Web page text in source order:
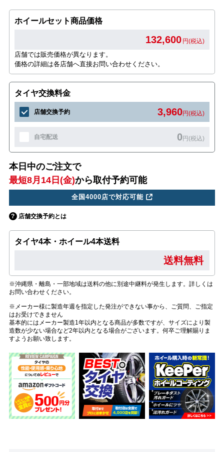
ホイールセット商品価格
132,600 円(税込)
店舗では販売価格が異なります。
価格の詳細は各店舗へ直接お問い合わせください。
タイヤ交換料金
店舗交換予約 3,960円(税込)
自宅配送 0円(税込)
本日中のご注文で
最短8月14日(金)から取付予約可能
全国4000店で対応可能
店舗交換予約とは
タイヤ4本・ホイール4本送料
送料無料
※沖縄県・離島・一部地域は送料の他に別途中継料が発生します。詳しくは
お問い合わせください。
※メーカー様に製造年週を指定した発注ができない事から、ご質問、ご指定
はお受けできません
基本的にはメーカー製造1年以内となる商品が多数ですが、サイズにより製
造数が少ない場合など2年以内となる場合がございます。何卒ご理解賜りま
すようお願い致します。